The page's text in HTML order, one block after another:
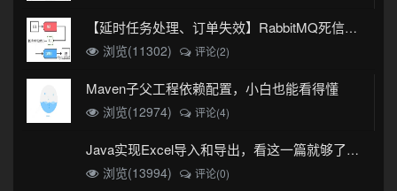
【延时任务处理、订单失效】RabbitMQ死信队列实现
浏览(11302)
评论(2)
Maven子父工程依赖配置，小白也能看得懂
浏览(12974) 评论(4)
Java实现Excel导入和导出，看这一篇就够了(珍藏版)
浏览(13994)
评论(0)